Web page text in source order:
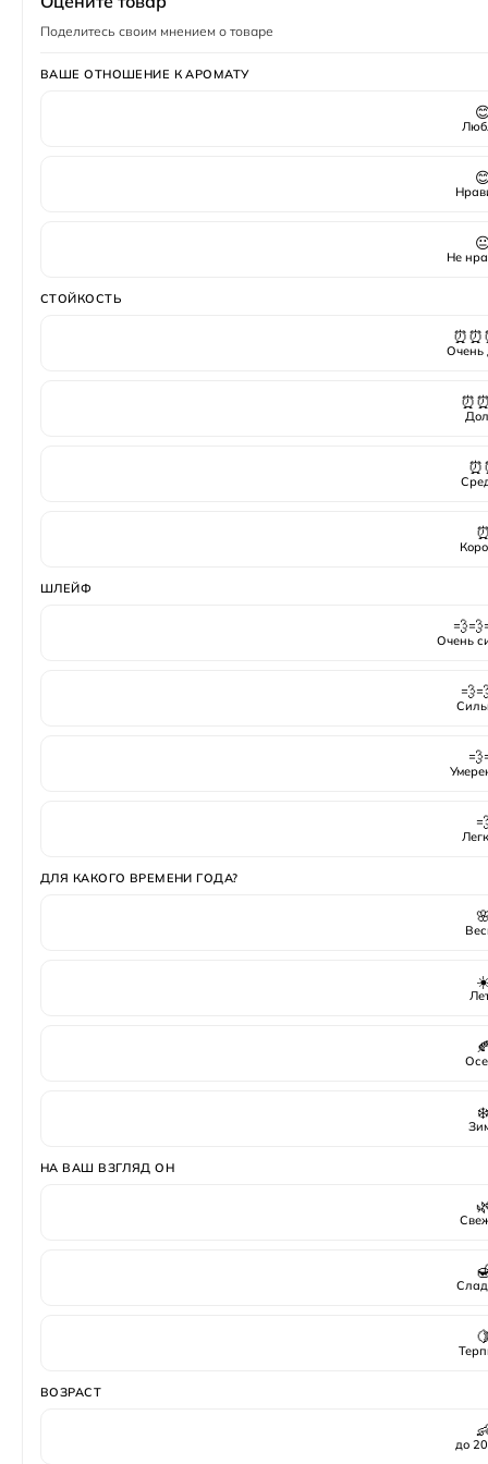
Поделитесь своим мнением о товаре
ВАШЕ ОТНОШЕНИЕ К АРОМАТУ
Не
СТОЙКОСТЬ
Очень
⏰
ШЛЕЙФ
Очень
ДЛЯ КАКОГО ВРЕМЕНИ ГОДА?
❄️
НА ВАШ ВЗГЛЯД ОН
ВОЗРАСТ
до